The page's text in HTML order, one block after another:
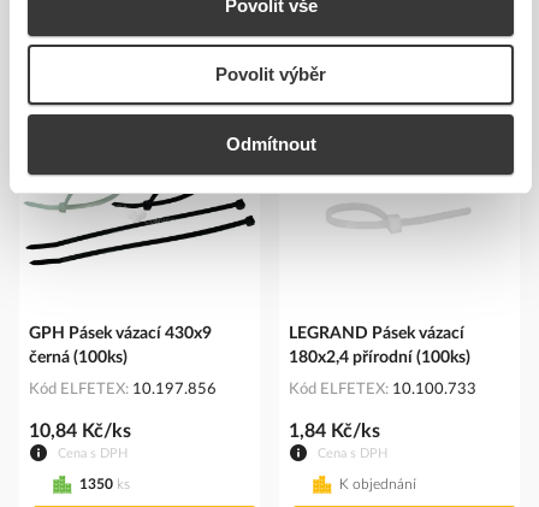
Povolit vše
Povolit výběr
Odmítnout
GPH Pásek vázací 430x9
černá (100ks)
Kód ELFETEX 10.197.856
Cena s DPH
10,84 Kč/ks
1350 ks
LEGRAND Pásek vázací
180x2,4 přírodní (100ks)
Kód ELFETEX 10.100.733
Cena s DPH
1,84 Kč/ks
K objednání